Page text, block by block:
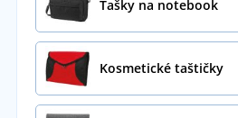
Tašky na notebook
Kosmetické taštičky